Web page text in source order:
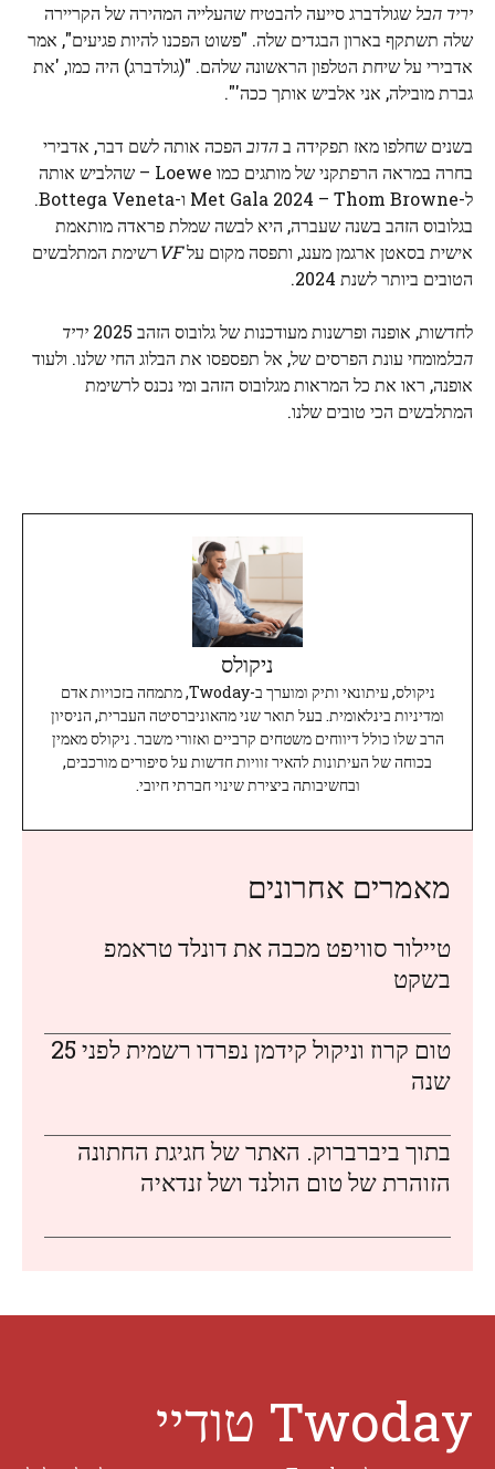
יריד הבל שגולדברג סייעה להבטיח שהעלייה המהירה של הקריירה
שלה תשתקף בארון הבגדים שלה. "פשוט הפכנו להיות פגיעים", אמר
אדבירי על שיחת הטלפון הראשונה שלהם. "(גולדברג) היה כמו, 'את
גברת מובילה, אני אלביש אותך ככה'".
בשנים שחלפו מאז תפקידה בהדובהפכה אותה לשם דבר, אדבירי
בחרה במראה הרפתקני של מותגים כמו Loewe – שהלביש אותה
ל-Met Gala 2024 – Thom Browne ו-Bottega Veneta.
בגלובוס הזהב בשנה שעברה, היא לבשה שמלת פראדה מותאמת
אישית בסאטן ארגמן מענג, ותפסה מקום עלVFרשימת המתלבשים
הטובים ביותר לשנת 2024.
לחדשות, אופנה ופרשנות מעודכנות של גלובוס הזהב 2025
יריד
הבלמומחי עונת הפרסים של, אל תפספסו את הבלוג החי שלנו. ולעוד
אופנה, ראו את כל המראות מגלובוס הזהב ומי נכנס לרשימת
המתלבשים הכי טובים שלנו.
ניקולס
ניקולס, עיתונאי ותיק ומוערך ב-Twoday, מתמחה בזכויות אדם
ומדיניות בינלאומית. בעל תואר שני מהאוניברסיטה העברית, הניסיון
הרב שלו כולל דיווחים משטחים קרביים ואזורי משבר. ניקולס מאמין
בכוחה של העיתונות להאיר זוויות חדשות על סיפורים מורכבים,
ובחשיבותה ביצירת שינוי חברתי חיובי.
מאמרים אחרונים
טיילור סוויפט מכבה את דונלד טראמפ
בשקט
טום קרוז וניקול קידמן נפרדו רשמית לפני 25
שנה
בתוך ביברברוק. האתר של חגיגת החתונה
הזוהרת של טום הולנד ושל זנדאיה
Twoday טודיי